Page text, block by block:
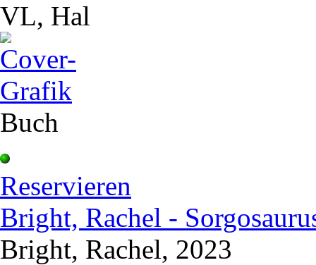
VL, Hal
Buch
Reservieren
Bright, Rachel -
Bright, Rachel, 2023